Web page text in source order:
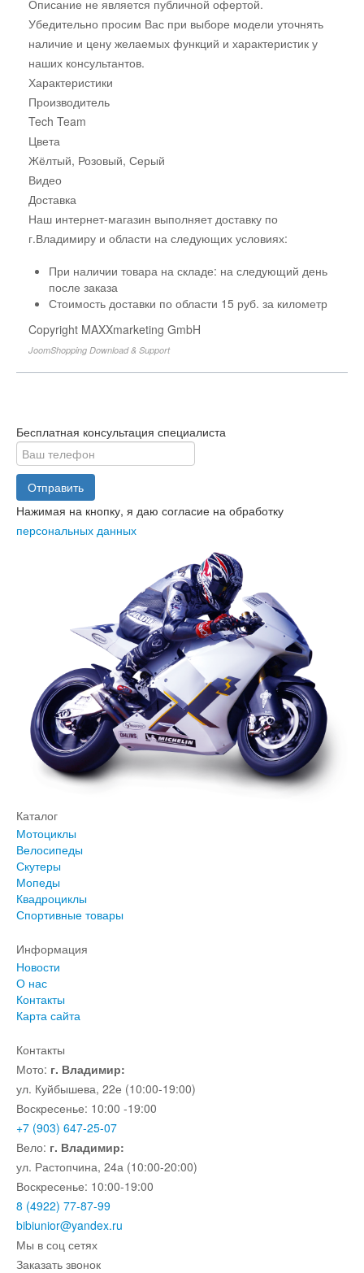
Описание не является публичной офертой.
Убедительно просим Вас при выборе модели уточнять
наличие и цену желаемых функций и характеристик у
наших консультантов.
Характеристики
Производитель
Tech Team
Цвета
Жёлтый, Розовый, Серый
Видео
Доставка
Наш интернет-магазин выполняет доставку по
г.Владимиру и области на следующих условиях:
При наличии товара на складе: на следующий день
после заказа
Стоимость доставки по области 15 руб. за километр
Copyright MAXXmarketing GmbH
JoomShopping Download & Support
Бесплатная консультация специалиста
Отправить
Нажимая на кнопку, я даю согласие на обработку
персональных данных
Каталог
Мотоциклы
Велосипеды
Скутеры
Мопеды
Квадроциклы
Спортивные товары
Информация
Новости
О нас
Контакты
Карта сайта
Контакты
Мото: г. Владимир:
ул. Куйбышева, 22е (10:00-19:00)
Воскресенье: 10:00 -19:00
+7 (903) 647-25-07
Вело: г. Владимир:
ул. Растопчина, 24а (10:00-20:00)
Воскресенье: 10:00-19:00
8 (4922) 77-87-99
bibiunior@yandex.ru
Мы в соц сетях
Заказать звонок